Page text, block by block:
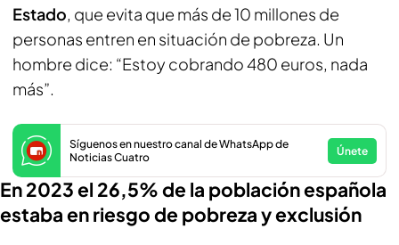
Estado, que evita que más de 10 millones de
personas entren en situación de pobreza. Un
hombre dice: “Estoy cobrando 480 euros, nada
más”.
Síguenos en nuestro canal de WhatsApp de
Noticias Cuatro
Únete
En 2023 el 26,5% de la población española
estaba en riesgo de pobreza y exclusión